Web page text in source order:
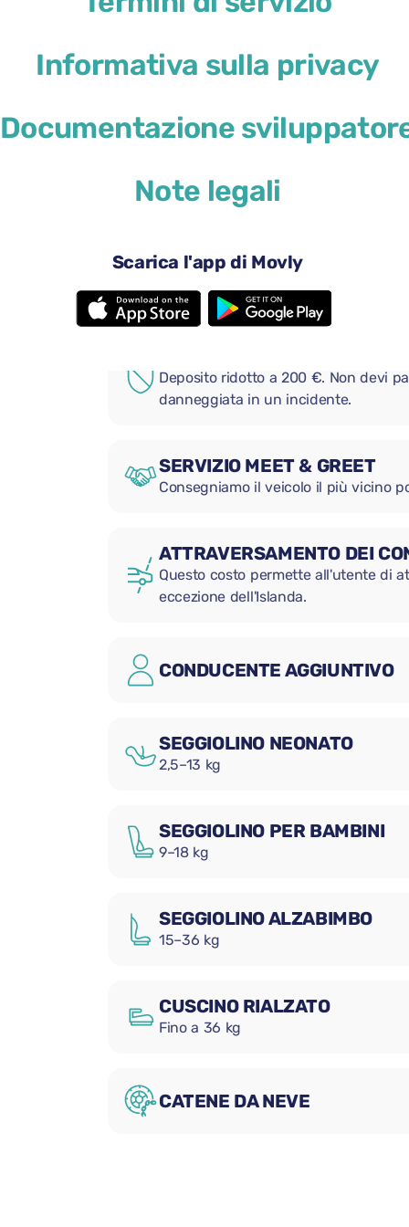
Informativa sulla privacy
Documentazione
Note legali
Scarica l'app di Movly
4 porte
Telecamera posteriore
Aggiungi comodi extra al
Deposito ridotto a 200 €. Non devi
danneggiata in un incidente.
SERVIZIO MEET & GREET
Consegniamo il veicolo il più vicino
ATTRAVERSAMENTO DEI
Questo costo permette all'utente di
eccezione dell'Islanda.
CONDUCENTE AGGIUNTIVO
SEGGIOLINO NEONATO
2,5–13 kg
SEGGIOLINO PER BAMBINI
9–18 kg
SEGGIOLINO ALZABIMBO
15–36 kg
CUSCINO RIALZATO
Fino a 36 kg
CATENE DA NEVE